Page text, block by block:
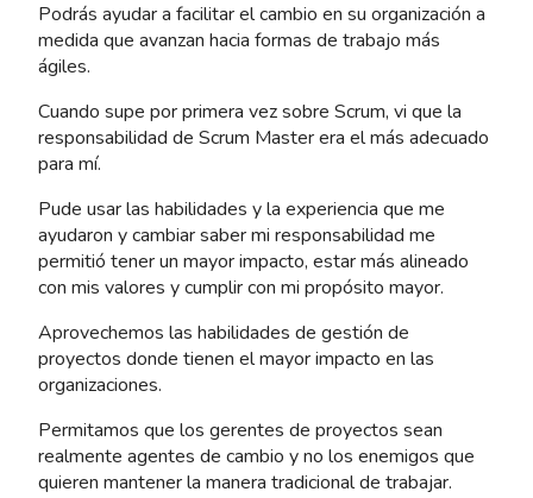
Podrás ayudar a facilitar el cambio en su organización a
medida que avanzan hacia formas de trabajo más
ágiles.
Cuando supe por primera vez sobre Scrum, vi que la
responsabilidad de Scrum Master era el más adecuado
para mí.
Pude usar las habilidades y la experiencia que me
ayudaron y cambiar saber mi responsabilidad me
permitió tener un mayor impacto, estar más alineado
con mis valores y cumplir con mi propósito mayor.
Aprovechemos las habilidades de gestión de
proyectos donde tienen el mayor impacto en las
organizaciones.
Permitamos que los gerentes de proyectos sean
realmente agentes de cambio y no los enemigos que
quieren mantener la manera tradicional de trabajar.